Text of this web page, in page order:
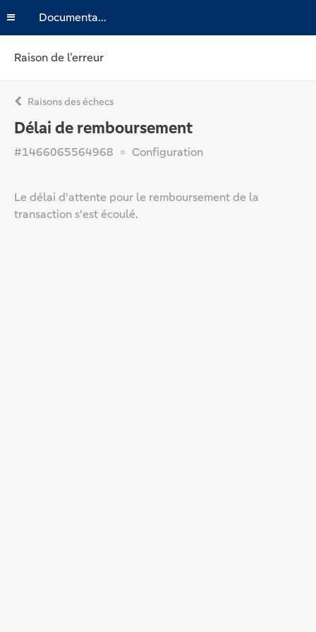
Documentation
Raison de l’erreur
Raisons des échecs
Délai de remboursement
#1466065564968 Configuration
Le délai d'attente pour le remboursement de la
transaction s'est écoulé.